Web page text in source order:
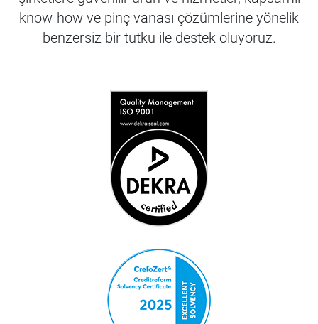
know-how ve pinç vanası çözümlerine yönelik
benzersiz bir tutku ile destek oluyoruz.